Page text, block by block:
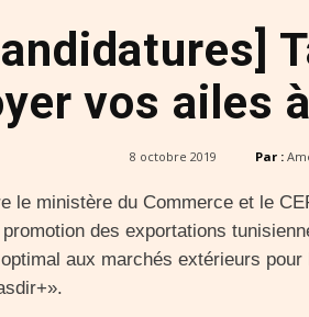
vos ailes
8 octobre 2019 Par :
le ministère du Commerce et le
des exportations
aux marchés extérieurs